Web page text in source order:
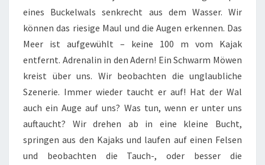
eines Buckelwals senkrecht aus dem Wasser. Wir
können das riesige Maul und die Augen erkennen. Das
Meer ist aufgewühlt – keine 100 m vom Kajak
entfernt. Adrenalin in den Adern! Ein Schwarm Möwen
kreist über uns. Wir beobachten die unglaubliche
Szenerie. Immer wieder taucht er auf! Hat der Wal
auch ein Auge auf uns? Was tun, wenn er unter uns
auftaucht? Wir drehen ab in eine kleine Bucht,
springen aus den Kajaks und laufen auf einen Felsen
und beobachten die Tauch-, oder besser die